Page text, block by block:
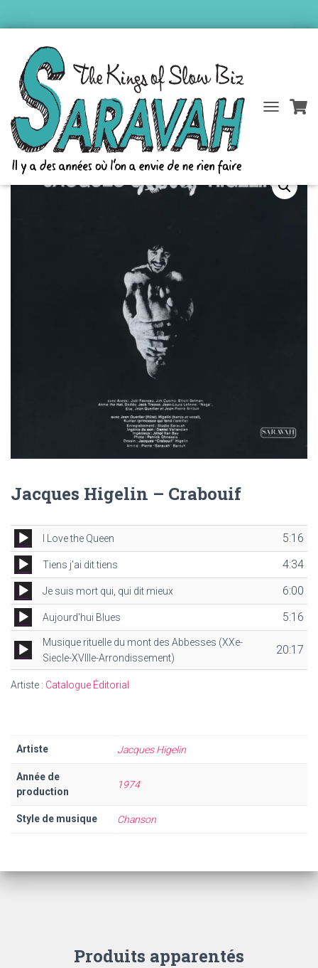
E
R
Accueil/ Catalogue Saravah / Catalogue Éditorial/ Jacques Higelin –
Crabouif
Jacques Higelin – Crabouif
Lecteur
audio
I Love the Queen 5:16
Lecteur
audio
Tiens j'ai dit tiens 4:34
Lecteur
audio
Je suis mort qui, qui dit mieux 6:00
Lecteur
audio
Aujourd'hui Blues 5:16
LecteurMusique rituelle du mont des Abbesses (XXe-
Siecle-XVIIIe-Arrondissement)
20:17
Artiste : Catalogue Éditorial
Artiste Jacques Higelin
Année de
production
1974
Style de musique Chanson
Produits apparentés